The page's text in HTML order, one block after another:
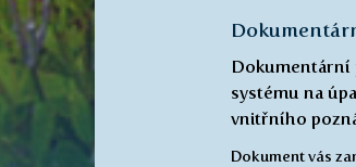
Dokumentární
systému na
vnitřního
Dokument vás